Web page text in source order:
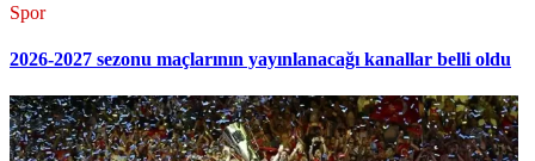
Spor
2026-2027 sezonu maçlarının yayınlanacağı kanallar belli oldu